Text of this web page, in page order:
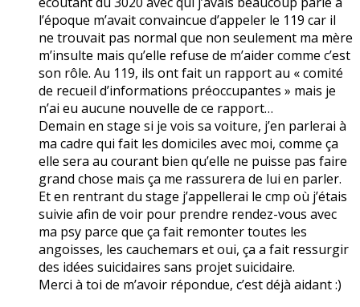
l’époque m’avait convaincue d’appeler le 119 car il
ne trouvait pas normal que non seulement ma mère
m’insulte mais qu’elle refuse de m’aider comme c’est
son rôle. Au 119, ils ont fait un rapport au « comité
de recueil d’informations préoccupantes » mais je
n’ai eu aucune nouvelle de ce rapport…
Demain en stage si je vois sa voiture, j’en parlerai à
ma cadre qui fait les domiciles avec moi, comme ça
elle sera au courant bien qu’elle ne puisse pas faire
grand chose mais ça me rassurera de lui en parler.
Et en rentrant du stage j’appellerai le cmp où j’étais
suivie afin de voir pour prendre rendez-vous avec
ma psy parce que ça fait remonter toutes les
angoisses, les cauchemars et oui, ça a fait ressurgir
des idées suicidaires sans projet suicidaire.
Merci à toi de m’avoir répondue, c’est déjà aidant :)